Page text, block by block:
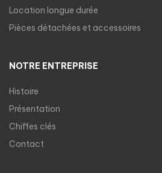
Location longue durée
Pièces détachées et accessoires
NOTRE ENTREPRISE
Histoire
Présentation
Chiffes clés
Contact